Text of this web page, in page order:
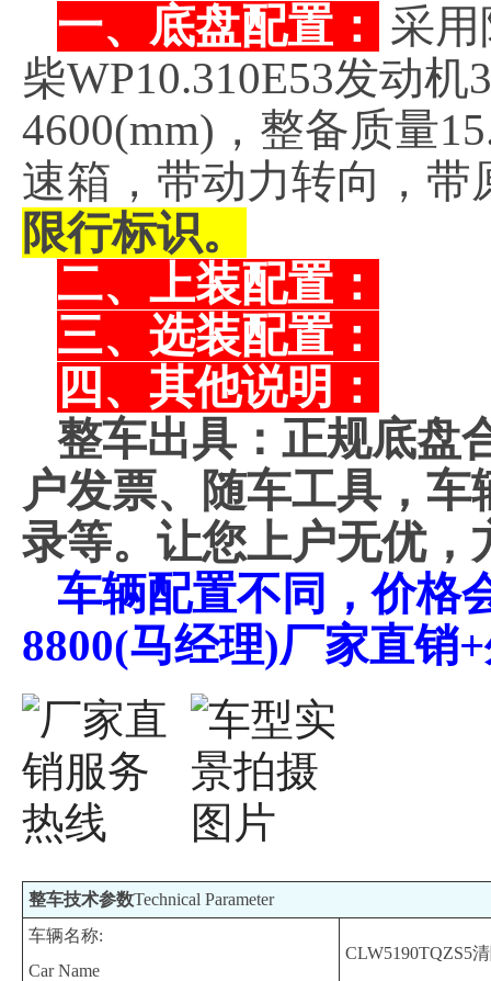
一、底盘配置：
采用
柴WP10.310E53发动
4600(mm)，整备质量
速箱，带动力转向，带
限行标识。
二、上装配置：
三、选装配置：
四、其他说明：
整车出具：正规底盘
户发票、随车工具，
录等。让您上户无优，
车辆配置不同，价格
8800(马经理)厂家直销
整车技术参数Technical Parameter
车辆名称:
Car Name
CLW5190TQZS5